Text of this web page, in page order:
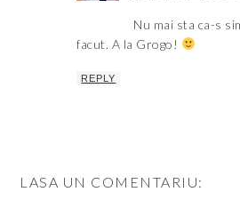
Nu mai sta ca-s
facut. A la Grogo!
REPLY
LASA UN COMENTARIU: